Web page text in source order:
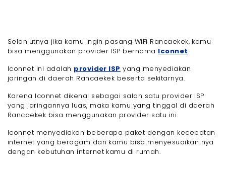
Selanjutnya jika kamu ingin pasang WiFi Rancaekek, kamu
bisa menggunakan provider ISP bernama Iconnet.
Iconnet ini adalah provider ISP yang menyediakan
jaringan di daerah Rancaekek beserta sekitarnya.
Karena Iconnet dikenal sebagai salah satu provider ISP
yang jaringannya luas, maka kamu yang tinggal di daerah
Rancaekek bisa menggunakan provider satu ini.
Iconnet menyediakan beberapa paket dengan kecepatan
internet yang beragam dan kamu bisa menyesuaikan nya
dengan kebutuhan internet kamu di rumah.